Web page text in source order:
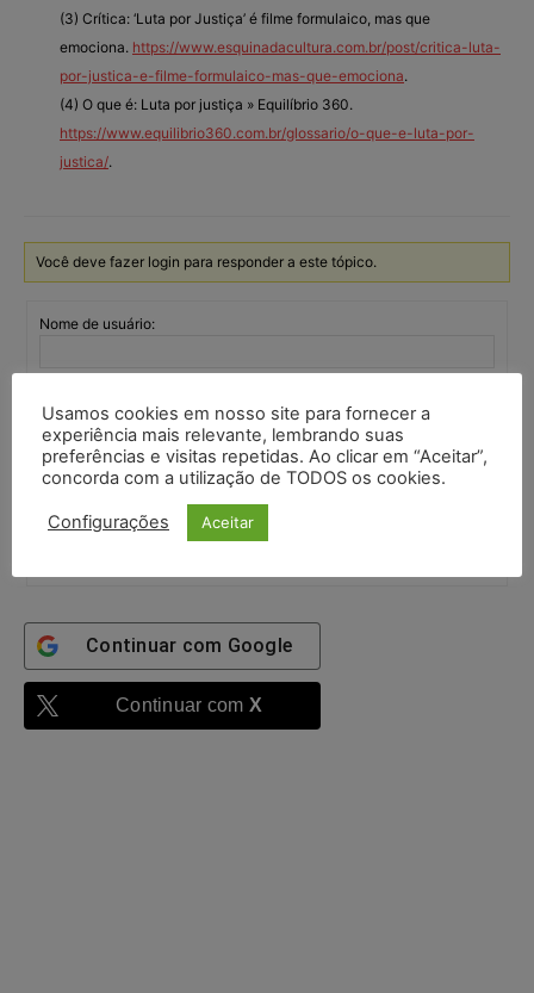
(3) Crítica: ‘Luta por Justiça’ é filme formulaico, mas que
emociona. https://www.esquinadacultura.com.br/post/critica-luta-
por-justica-e-filme-formulaico-mas-que-emociona.
(4) O que é: Luta por justiça » Equilíbrio 360.
https://www.equilibrio360.com.br/glossario/o-que-e-luta-por-
justica/.
Você deve fazer login para responder a este tópico.
Nome de usuário:
Mantenha-me
Continuar com Google
Continuar com X
Usamos cookies em nosso site para fornecer a
experiência mais relevante, lembrando suas
preferências e visitas repetidas. Ao clicar em “Aceitar”,
concorda com a utilização de TODOS os cookies.
Configurações Aceitar